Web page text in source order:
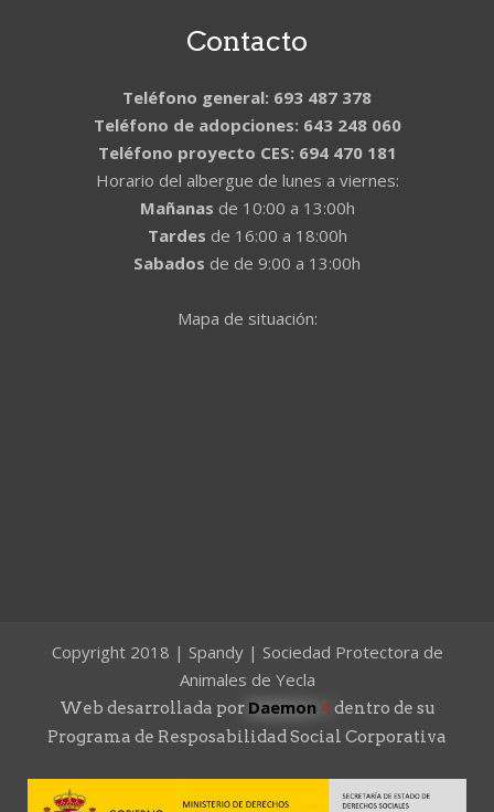
Contacto
Teléfono general: 693 487 378
Teléfono de adopciones: 643 248 060
Teléfono proyecto CES: 694 470 181
Horario del albergue de lunes a viernes:
Mañanas de 10:00 a 13:00h
Tardes de 16:00 a 18:00h
Sabados de de 9:00 a 13:00h
Mapa de situación:
Copyright 2018 | Spandy | Sociedad Protectora de
Animales de Yecla
Web desarrollada por Daemon 4dentro de su
Programa de Resposabilidad Social Corporativa